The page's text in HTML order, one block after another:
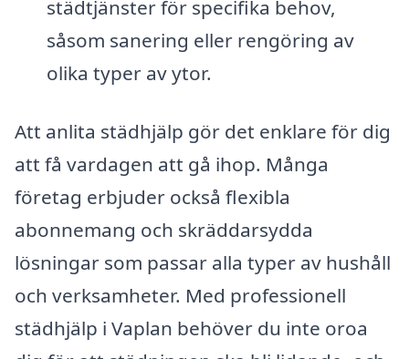
städtjänster för specifika behov,
såsom sanering eller rengöring av
olika typer av ytor.
Att anlita städhjälp gör det enklare för dig
att få vardagen att gå ihop. Många
företag erbjuder också flexibla
abonnemang och skräddarsydda
lösningar som passar alla typer av hushåll
och verksamheter. Med professionell
städhjälp i Vaplan behöver du inte oroa